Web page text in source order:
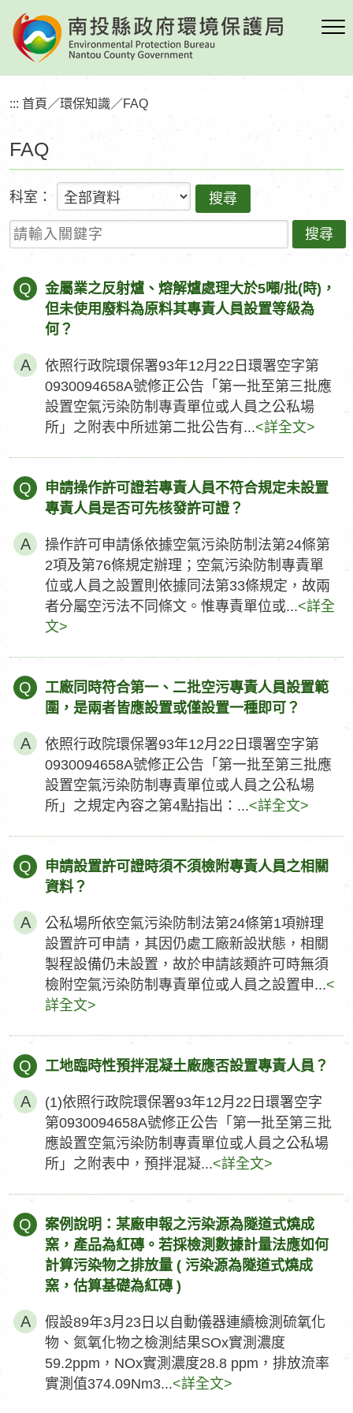
到
要
塊FAQ
::: 首頁 ／環保知識／FAQ
科室：
請輸入關鍵字
Q
金屬業之反射爐、熔解爐處理大於5噸/批(時)，
但未使用廢料為原料其專責人員設置等級為
何？
依照行政院環保署93年12月22日環署空字第
0930094658A號修正公告「第一批至第三批應
設置空氣污染防制專責單位或人員之公私場
所」之附表中所述第二批公告有...<詳全文>
Q
申請操作許可證若專責人員不符合規定未設置
專責人員是否可先核發許可證？
操作許可申請係依據空氣污染防制法第24條第
2項及第76條規定辦理；空氣污染防制專責單
位或人員之設置則依據同法第33條規定，故兩
者分屬空污法不同條文。惟專責單位或...<詳全
文>
Q
工廠同時符合第一、二批空污專責人員設置範
圍，是兩者皆應設置或僅設置一種即可？
依照行政院環保署93年12月22日環署空字第
0930094658A號修正公告「第一批至第三批應
設置空氣污染防制專責單位或人員之公私場
所」之規定內容之第4點指出：...<詳全文>
Q
申請設置許可證時須不須檢附專責人員之相關
資料？
公私場所依空氣污染防制法第24條第1項辦理
設置許可申請，其因仍處工廠新設狀態，相關
製程設備仍未設置，故於申請該類許可時無須
檢附空氣污染防制專責單位或人員之設置申...<
詳全文>
Q 工地臨時性預拌混凝土廠應否設置專責人員？
(1)依照行政院環保署93年12月22日環署空字
第0930094658A號修正公告「第一批至第三批
應設置空氣污染防制專責單位或人員之公私場
所」之附表中，預拌混凝...<詳全文>
Q
案例說明：某廠申報之污染源為隧道式燒成
窯，產品為紅磚。若採檢測數據計量法應如何
計算污染物之排放量 ( 污染源為隧道式燒成
窯，估算基礎為紅磚 )
假設89年3月23日以自動儀器連續檢測硫氧化
物、氮氧化物之檢測結果SOx實測濃度
59.2ppm，NOx實測濃度28.8 ppm，排放流率
實測值374.09Nm3...<詳全文>